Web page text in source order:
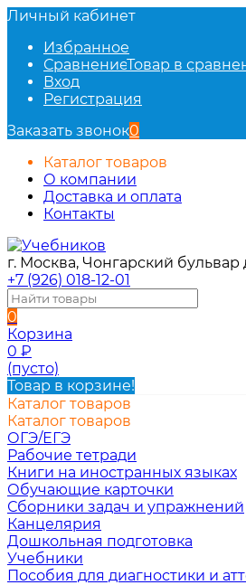
Личный кабинет
Избранное
СравнениеТовар в
Вход
Регистрация
Заказать звонок0
Каталог товаров
О компании
Доставка и оплата
Контакты
г. Москва, Чонгарский бульвар
+7 (926) 018-12-01
0
Корзина
0 ₽
(пусто)
Товар в корзине!
Каталог товаров
Каталог товаров
ОГЭ/ЕГЭ
Рабочие тетради
Книги на иностранных языках
Обучающие карточки
Сборники задач и упражнений
Канцелярия
Дошкольная подготовка
Учебники
Пособия для диагностики и